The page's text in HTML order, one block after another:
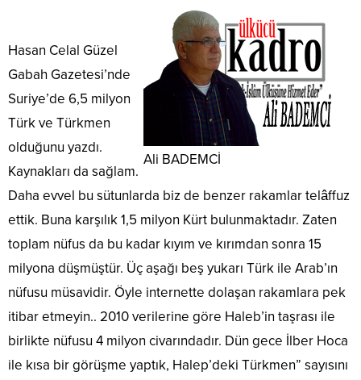
Ali BADEMCİ
Hasan Celal Güzel
Gabah Gazetesi’nde
Suriye’de 6,5 milyon
Türk ve Türkmen
olduğunu yazdı.
Kaynakları da sağlam.
Daha evvel bu sütunlarda biz de benzer rakamlar telâffuz
ettik. Buna karşılık 1,5 milyon Kürt bulunmaktadır. Zaten
toplam nüfus da bu kadar kıyım ve kırımdan sonra 15
milyona düşmüştür. Üç aşağı beş yukarı Türk ile Arab’ın
nüfusu müsavidir. Öyle internette dolaşan rakamlara pek
itibar etmeyin.. 2010 verilerine göre Haleb’in taşrası ile
birlikte nüfusu 4 milyon civarındadır. Dün gece İlber Hoca
ile kısa bir görüşme yaptık, Halep’deki Türkmen” sayısını